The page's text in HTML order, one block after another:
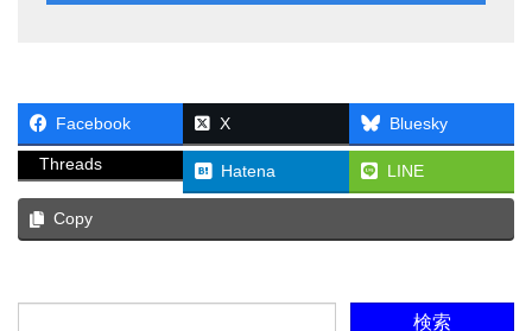
Facebook X Bluesky
Threads Hatena LINE
Copy